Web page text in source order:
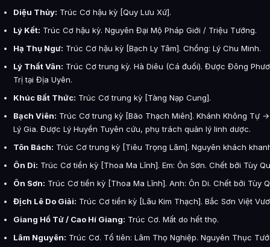
Diệu Thủy: Trúc Cơ hậu kỳ [Quy Lưu Xứ].
Lý Kết: Trúc Cơ hậu kỳ. Nguyên Đại Mộ Pháp Giới / Triệu Tướng.
Hạ Thụ Ngư: Trúc Cơ hậu kỳ [Bạch Ly Tâm]. Chồng: Lý Chu Minh.
Lý Thất Vân: Trúc Cơ trung kỳ. Hà Diêu (Cá đuối). Được Đông
Trị tại Địa Uyên.
Khúc Bất Thức: Trúc Cơ trung kỳ [Tàng Nạp Cung].
Bạch Viên: Trúc Cơ trung kỳ [Bão Thạch Miên]. Khánh Không Tự
Lý Gia. Được Lý Huyền Tuyên cứu, phụ trách quản lý linh dược.
Tôn Bách: Trúc Cơ trung kỳ [Tiêu Trọng Lâm]. Nguyên khách
Ôn Di: Trúc Cơ tiền kỳ [Thoa Ma Lĩnh]. Em: Ôn Sơn. Chết bởi Tùy
Ôn Sơn: Trúc Cơ tiền kỳ [Thoa Ma Lĩnh]. Anh: Ôn Di. Chết bởi Tùy
Địch Lê Do Giải: Trúc Cơ tiền kỳ [Lâu Kim Thạch]. Bắc Sơn Việt
Giang Hồ Tử / Cao Hí Giang: Trúc Cơ. Mất do hết thọ.
Lâm Nguyên: Trúc Cơ. Tổ tiên: Lâm Thọ Nghiệp. Nguyên Thục